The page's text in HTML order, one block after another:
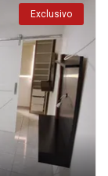
Exclusivo